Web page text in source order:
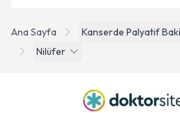
Ana Sayfa Kanserde Palyatif
Nilüfer